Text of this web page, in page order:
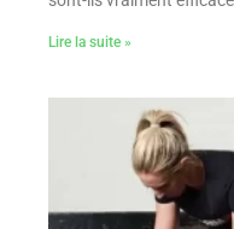
Lire la suite »